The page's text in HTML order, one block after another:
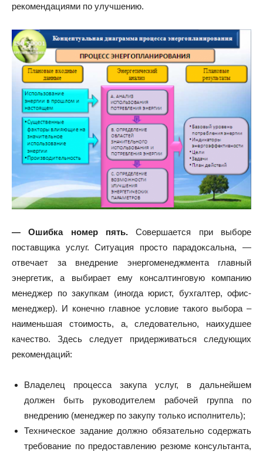
рекомендациями по улучшению.
— Ошибка номер пять. Совершается при выборе
поставщика услуг. Ситуация просто парадоксальна, —
отвечает за внедрение энергоменеджмента главный
энергетик, а выбирает ему консалтинговую компанию
менеджер по закупкам (иногда юрист, бухгалтер, офис-
менеджер). И конечно главное условие такого выбора –
наименьшая стоимость, а, следовательно, наихудшее
качество. Здесь следует придерживаться следующих
рекомендаций:
Владелец процесса закупа услуг, в дальнейшем
должен быть руководителем рабочей группа по
внедрению (менеджер по закупу только исполнитель);
Техническое задание должно обязательно содержать
требование по предоставлению резюме консультанта,